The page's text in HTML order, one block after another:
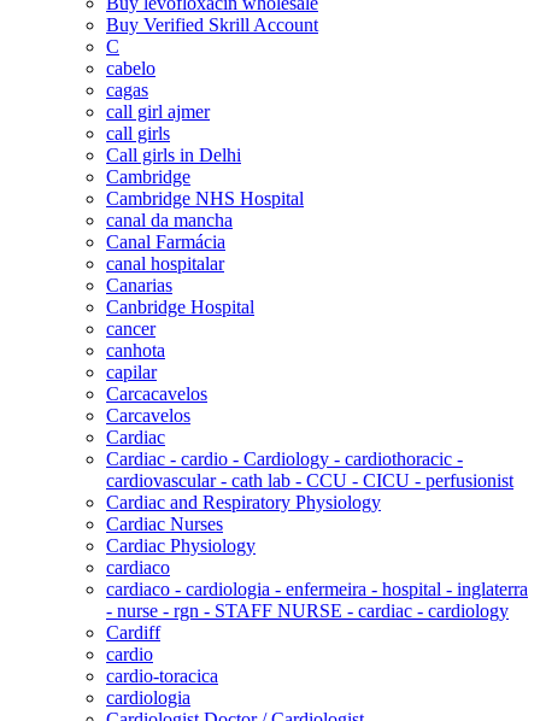
Buy Verified Skrill Account
C
cabelo
cagas
call girl ajmer
call girls
Call girls in Delhi
Cambridge
Cambridge NHS Hospital
canal da mancha
Canal Farmácia
canal hospitalar
Canarias
Canbridge Hospital
cancer
canhota
capilar
Carcacavelos
Carcavelos
Cardiac
Cardiac - cardio - Cardiology - cardiothoracic -
cardiovascular - cath lab - CCU - CICU - perfusionist
Cardiac and Respiratory Physiology
Cardiac Nurses
Cardiac Physiology
cardiaco
cardiaco - cardiologia - enfermeira - hospital - inglaterra
- nurse - rgn - STAFF NURSE - cardiac - cardiology
Cardiff
cardio
cardio-toracica
cardiologia